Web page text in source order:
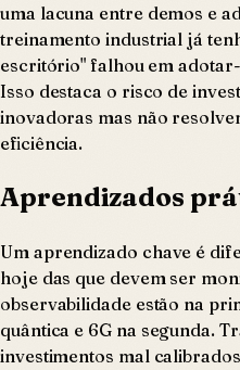
uma lacuna entre demos e
treinamento industrial já
escritório" falhou em
Isso destaca o risco de
inovadoras mas não
eficiência.
Aprendizados
Um aprendizado chave é
hoje das que devem ser
observabilidade estão na
quântica e 6G na segunda.
investimentos mal